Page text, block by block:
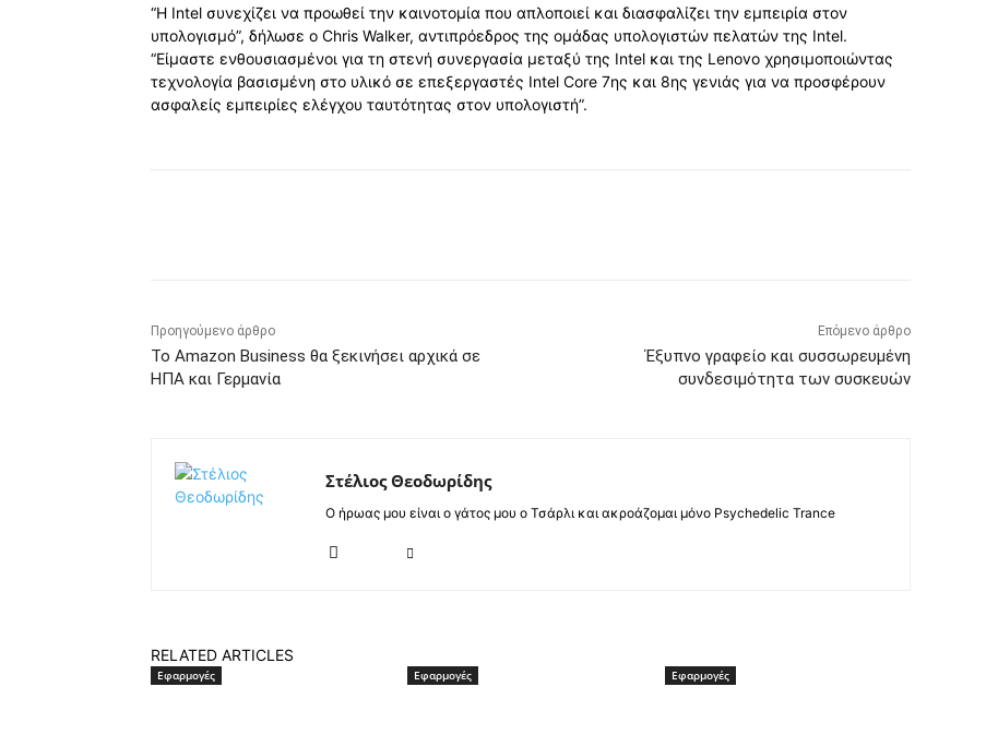
“Η Intel συνεχίζει να προωθεί την καινοτομία που απλοποιεί και διασφαλίζει την εμπειρία στον
υπολογισμό”, δήλωσε ο Chris Walker, αντιπρόεδρος της ομάδας υπολογιστών πελατών της Intel.
“Είμαστε ενθουσιασμένοι για τη στενή συνεργασία μεταξύ της Intel και της Lenovo χρησιμοποιώντας
τεχνολογία βασισμένη στο υλικό σε επεξεργαστές Intel Core 7ης και 8ης γενιάς για να προσφέρουν
ασφαλείς εμπειρίες ελέγχου ταυτότητας στον υπολογιστή”.
Προηγούμενο άρθρο
Το Amazon Business θα ξεκινήσει αρχικά σε
ΗΠΑ και Γερμανία
Επόμενο άρθρο
Έξυπνο γραφείο και συσσωρευμένη
συνδεσιμότητα των συσκευών
Στέλιος Θεοδωρίδης
Ο ήρωας μου είναι ο γάτος μου ο Τσάρλι και ακροάζομαι μόνο Psychedelic Trance
RELATED ARTICLES
Εφαρμογές Εφαρμογές Εφαρμογές